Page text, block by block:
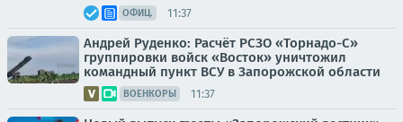
ОФИЦ. 11:37
Андрей Руденко: Расчёт РСЗО «Торнадо-С»
группировки войск «Восток» уничтожил
командный пункт ВСУ в Запорожской области
ВОЕНКОРЫ 11:37